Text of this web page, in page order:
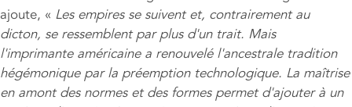
ajoute, « Les empires se suivent et, contrairement au
dicton, se ressemblent par plus d'un trait. Mais
l'imprimante américaine a renouvelé l'ancestrale tradition
hégémonique par la préemption technologique. La maîtrise
en amont des normes et des formes permet d'ajouter à un